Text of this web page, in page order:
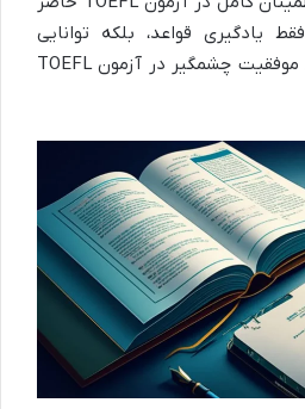
یادگیری قواعد، بلکه توانایی
به‌کارگیری مؤثر آن‌ها برای موفقیت چشمگیر در آزمون TOEFL